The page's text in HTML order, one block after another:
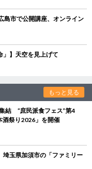
市で公開講座、オンライン
」】天空を見上げて
もっと見る
結 “庶民派食フェス”第4
酒祭り2026」を開催
玉県加須市の「ファミリー